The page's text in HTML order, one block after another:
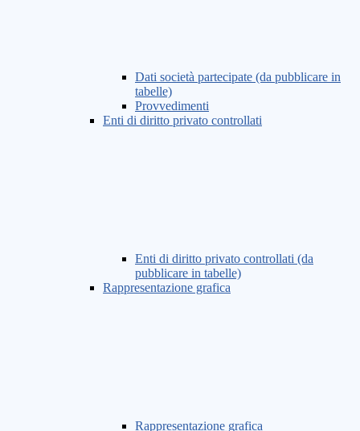
Dati società partecipate (da pubblicare in
tabelle)
Provvedimenti
Enti di diritto privato controllati
Enti di diritto privato controllati (da
pubblicare in tabelle)
Rappresentazione grafica
Rappresentazione grafica